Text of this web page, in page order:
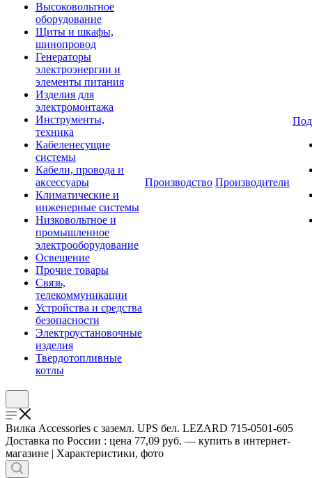
Высоковольтное
оборудование
Щиты и шкафы,
шинопровод
Генераторы
электроэнергии и
элементы питания
Изделия для
электромонтажа
Инструменты,
техника
Кабеленесущие
системы
Кабели, провода и
аксессуары
Климатические и
инженерные системы
Низковольтное и
промышленное
электрооборудование
Освещение
Прочие товары
Связь,
телекоммуникации
Устройства и средства
безопасности
Электроустановочные
изделия
Твердотопливные
котлы
Производство Производители
Вилка Accessories с заземл. UPS бел. LEZARD 715-0501-605
Доставка по России : цена 77,09 руб. — купить в интернет-
магазине | Характеристики, фото